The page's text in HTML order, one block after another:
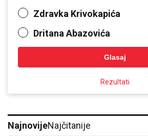
Zdravka Krivokapića
Dritana Abazovića
Glasaj
Rezultati
NajnovijeNajčitanije